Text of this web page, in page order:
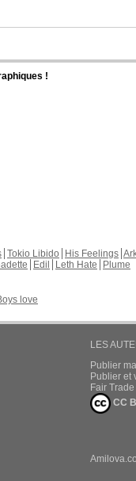
!
Tokio Libido His Feelings
Edil Leth Hate
Plume
love
LES
Publier
Publier et
Fair
CC